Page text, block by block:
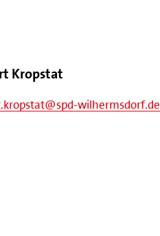
Kropstat
wilhermsdorf.de